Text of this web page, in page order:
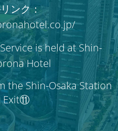
ンク：
is held at Shin-
Hotel
the Shin-Osaka Station
Exit⑪